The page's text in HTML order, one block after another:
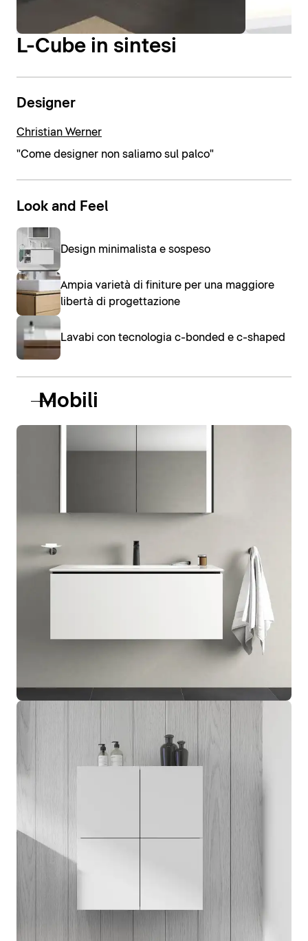
L-Cube in sintesi
Designer
Christian Werner
"Come designer non saliamo sul palco"
Look and Feel
Design minimalista e sospeso
Ampia varietà di finiture per una maggiore
libertà di progettazione
Lavabi con tecnologia c-bonded e c-shaped
Mobili